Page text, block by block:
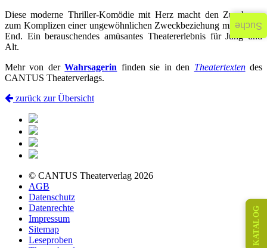
Diese moderne Thriller-Komödie mit Herz macht den Zuschauer
zum Komplizen einer ungewöhnlichen Zweckbeziehung mit Happy
End. Ein berauschendes amüsantes Theatererlebnis für Jung und
Alt.
Mehr von derWahrsagerin finden sie in den Theatertextendes
CANTUS Theaterverlags.
zurück zur Übersicht
© CANTUS Theaterverlag 2026
AGB
Datenschutz
Datenrechte
Impressum
Sitemap
Leseproben
KATALOG
Suche